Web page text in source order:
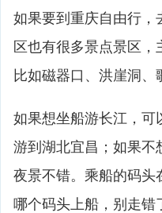
如果要到重庆自由行，
区也有很多景点景区
比如磁器口、洪崖洞、
如果想坐船游长江，可
游到湖北宜昌；如果不
夜景不错。乘船的码头
哪个码头上船，别走错